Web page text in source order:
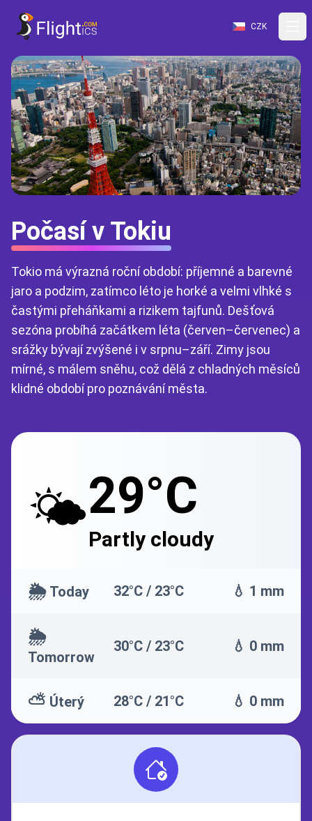
CZK
Počasí v Tokiu
Tokio má výrazná roční období: příjemné a barevné
jaro a podzim, zatímco léto je horké a velmi vlhké s
častými přeháňkami a rizikem tajfunů. Dešťová
sezóna probíhá začátkem léta (červen–červenec) a
srážky bývají zvýšené i v srpnu–září. Zimy jsou
mírné, s málem sněhu, což dělá z chladných měsíců
klidné období pro poznávání města.
🌤️29°C
Partly cloudy
🌦️ Today 32°C / 23°C 💧 1 mm
🌦️
Tomorrow
30°C / 23°C 💧 0 mm
⛅ Úterý 28°C / 21°C 💧 0 mm